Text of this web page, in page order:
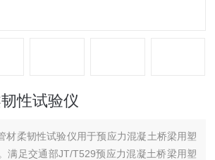
性试验仪
材柔韧性试验仪用于预应力混凝土桥梁用塑
满足交通部JT/T529预应力混凝土桥梁用塑